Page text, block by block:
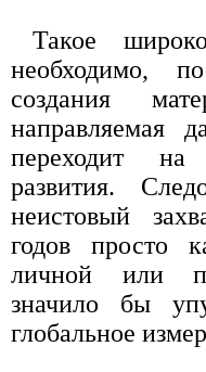
Такое
необходимо,
создания
направляемая
переходит
развития.
неистовый
годов просто
личной или
значило бы
глобальное